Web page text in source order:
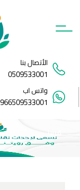
content
الأتصال بنا
0509533001
واتس اب
966509533001